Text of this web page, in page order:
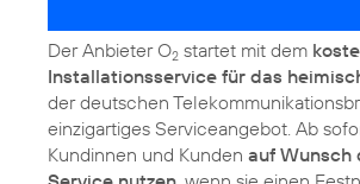
Der Anbieter O2 startet mit dem
Installationsservice für das
der deutschen
einzigartiges Serviceangebot. Ab
Kundinnen und Kunden auf Wunsch